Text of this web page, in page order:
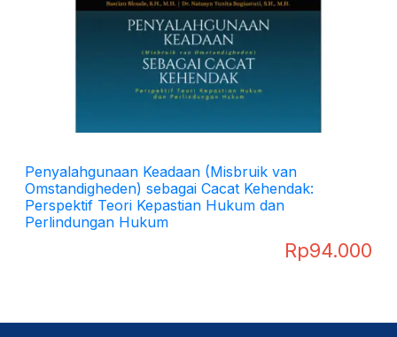
Penyalahgunaan Keadaan (Misbruik van
Omstandigheden) sebagai Cacat Kehendak:
Perspektif Teori Kepastian Hukum dan
Perlindungan Hukum
Rp94.000